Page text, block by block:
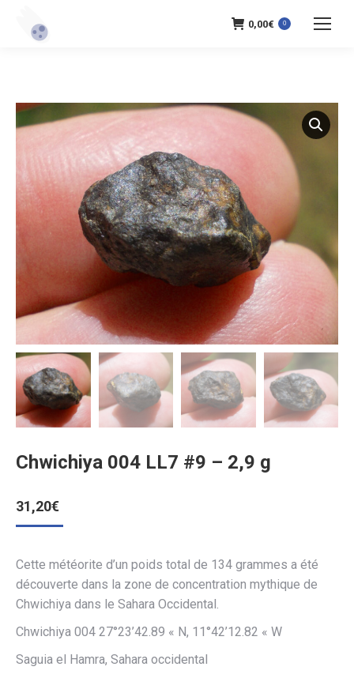
0,00€ 0
Chwichiya 004 LL7 #9 – 2,9 g
31,20€
Cette météorite d’un poids total de 134 grammes a été
découverte dans la zone de concentration mythique de
Chwichiya dans le Sahara Occidental.
Chwichiya 004 27°23’42.89 « N, 11°42’12.82 « W
Saguia el Hamra, Sahara occidental